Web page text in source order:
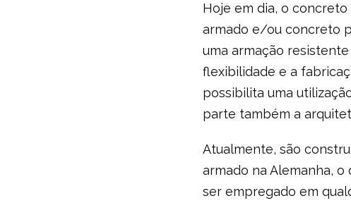
Hoje em dia, o
armado e/ou concreto
uma armação
flexibilidade e a
possibilita uma
parte também a
Atualmente, são
armado na Alemanha,
ser empregado em